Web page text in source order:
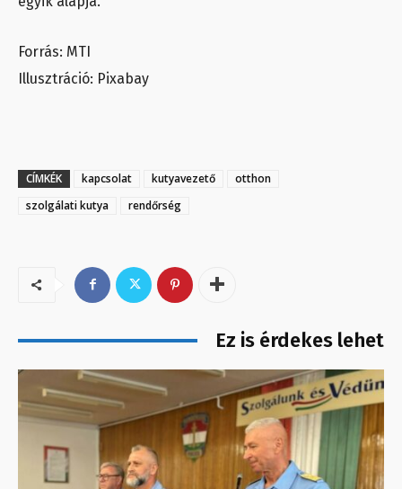
Forrás: MTI
Illusztráció: Pixabay
CÍMKÉK kapcsolat kutyavezető
otthon
szolgálati kutya
rendőrség
Ez is érdekes lehet